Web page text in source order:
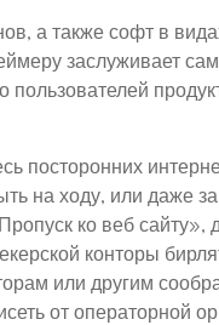
а также софт в
заслуживает
посторонних
на ходу, или даже
ко веб сайту»,
конторы
или другим
от операторной